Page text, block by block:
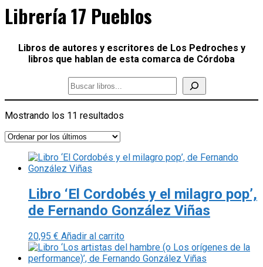
Librería 17 Pueblos
Libros de autores y escritores de Los Pedroches y
libros que hablan de esta comarca de Córdoba
Mostrando los 11 resultados
Libro ‘El Cordobés y el milagro pop’,
de Fernando González Viñas
20,95 € Añadir al carrito